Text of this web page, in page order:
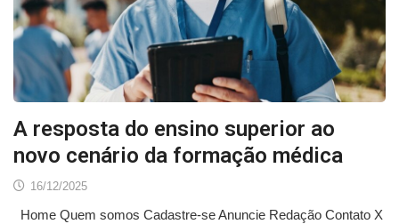
A resposta do ensino superior ao
novo cenário da formação médica
16/12/2025
Home Quem somos Cadastre-se Anuncie Redação Contato X